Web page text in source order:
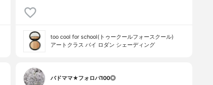
too cool for school(トゥークールフォースクール)
アートクラス バイ ロダン シェーディング
バドママ★フォロバ100◎